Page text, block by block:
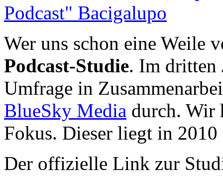
Podcast" Bacigalupo
Wer uns schon eine Weile
Podcast-Studie. Im dritten
Umfrage in
BlueSky Media durch. Wir
Fokus. Dieser liegt in
Der offizielle Link zur